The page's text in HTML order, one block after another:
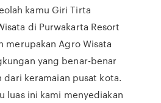
kamu Giri Tirta
di Purwakarta Resort
merupakan Agro Wisata
yang benar-benar
dari keramaian pusat kota.
luas ini kami menyediakan